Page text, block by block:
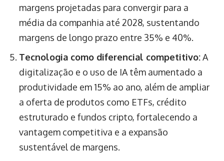
margens projetadas para convergir para a
média da companhia até 2028, sustentando
margens de longo prazo entre 35% e 40%.
Tecnologia como diferencial competitivo:A
digitalização e o uso de IA têm aumentado a
produtividade em 15% ao ano, além de ampliar
a oferta de produtos como ETFs, crédito
estruturado e fundos cripto, fortalecendo a
vantagem competitiva e a expansão
sustentável de margens.